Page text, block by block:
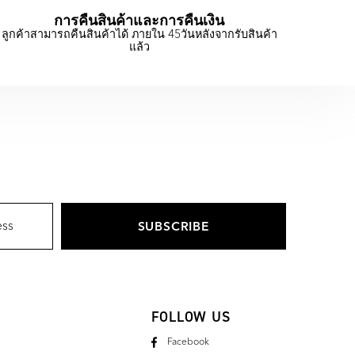
การคืนสินค้าและการคืนเงิน
ลูกค้าสามารถคืนสินค้าได้ ภายใน 45วันหลังจากรับสินค้า
แล้ว
FOLLOW US
Facebook